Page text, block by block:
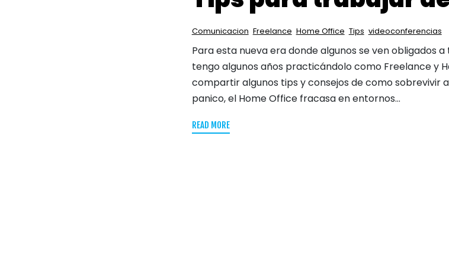
Comunicacion Freelance Home Office Tips videoconferencias
Para esta nueva era donde algunos se ven obligados
tengo algunos años practicándolo como Freelance y
compartir algunos tips y consejos de como sobrevivir
panico, el Home Office fracasa en entornos...
READ MORE